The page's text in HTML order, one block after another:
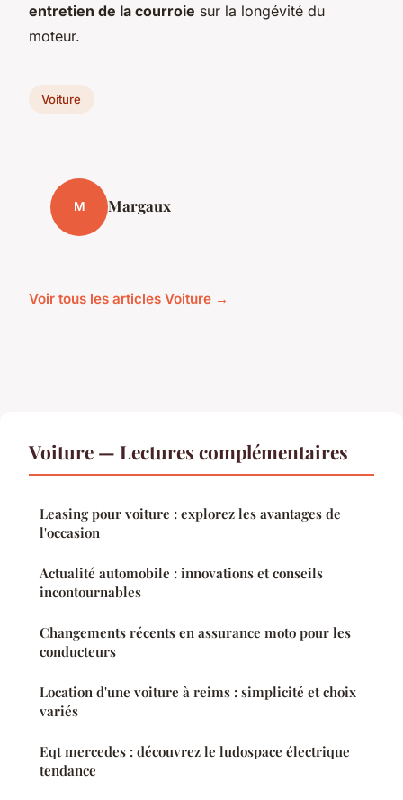
entretien de la courroie sur la longévité du
moteur.
Voiture
M Margaux
Voir tous les articles Voiture →
Voiture — Lectures complémentaires
Leasing pour voiture : explorez les avantages de
l'occasion
Actualité automobile : innovations et conseils
incontournables
Changements récents en assurance moto pour les
conducteurs
Location d'une voiture à reims : simplicité et choix
variés
Eqt mercedes : découvrez le ludospace électrique
tendance